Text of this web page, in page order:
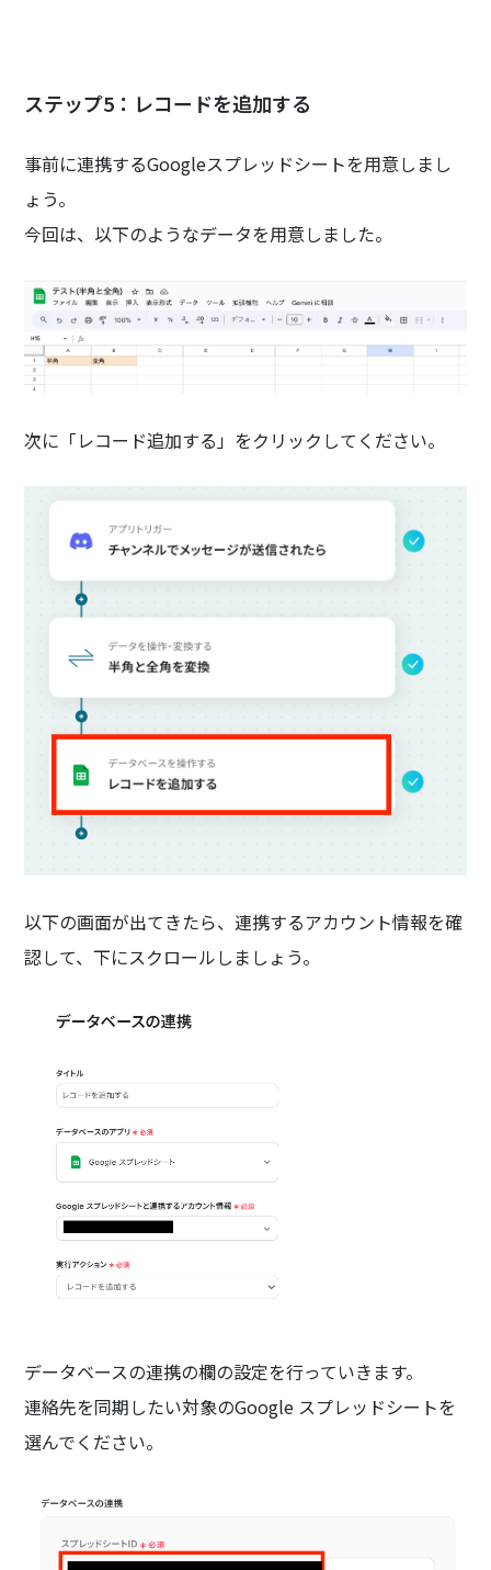
ステップ5：レコードを追加する
事前に連携するGoogleスプレッドシートを用意しまし
ょう。
今回は、以下のようなデータを用意しました。
次に「レコード追加する」をクリックしてください。
以下の画面が出てきたら、連携するアカウント情報を確
認して、下にスクロールしましょう。
データベースの連携の欄の設定を行っていきます。
連絡先を同期したい対象のGoogle スプレッドシートを
選んでください。